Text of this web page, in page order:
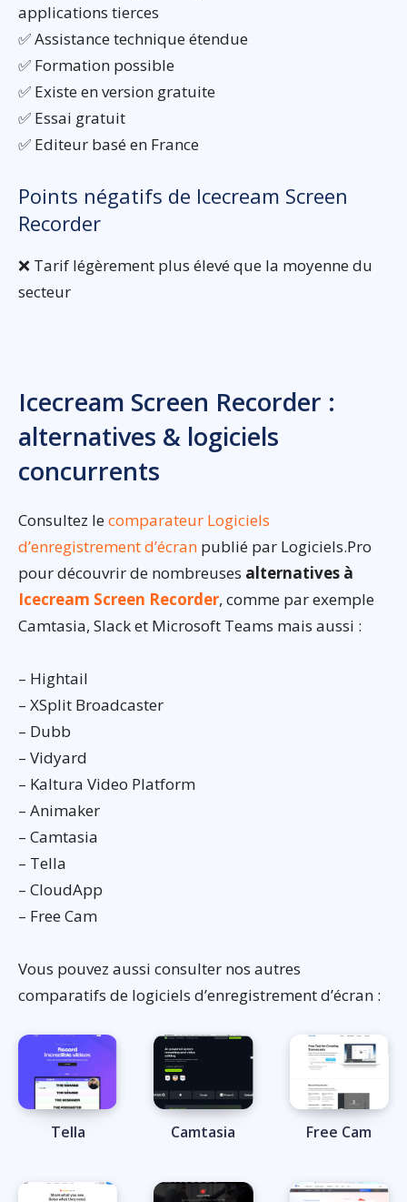
applications tierces
✅ Assistance technique étendue
✅ Formation possible
✅ Existe en version gratuite
✅ Essai gratuit
✅ Editeur basé en France
Points négatifs de Icecream Screen
Recorder
❌ Tarif légèrement plus élevé que la moyenne du
secteur
Icecream Screen Recorder :
alternatives & logiciels
concurrents
Consultez lecomparateur Logiciels
d’enregistrement d’écran publié par Logiciels.Pro
pour découvrir de nombreuses alternatives à
Icecream Screen Recorder, comme par exemple
Camtasia, Slack et Microsoft Teams mais aussi :
– Hightail
– XSplit Broadcaster
– Dubb
– Vidyard
– Kaltura Video Platform
– Animaker
– Camtasia
– Tella
– CloudApp
– Free Cam
Vous pouvez aussi consulter nos autres
comparatifs de logiciels d’enregistrement d’écran :
Tella Camtasia Free Cam